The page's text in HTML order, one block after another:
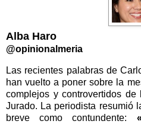
Alba Haro
@opinionalmeria
Las recientes palabras de
han vuelto a poner sobre la
complejos y controvertidos
Jurado. La periodista resumió
breve como contundente: